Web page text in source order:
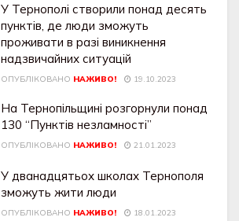
У Тернополі створили понад десять
пунктів, де люди зможуть
проживати в разі виникнення
надзвичайних ситуацій
ОПУБЛІКОВАНО НАЖИВО! 19.10.2023
На Тернопільщині розгорнули понад
130 “Пунктів незламності”
ОПУБЛІКОВАНО НАЖИВО! 21.01.2023
У дванадцятьох школах Тернополя
зможуть жити люди
ОПУБЛІКОВАНО НАЖИВО! 18.01.2023